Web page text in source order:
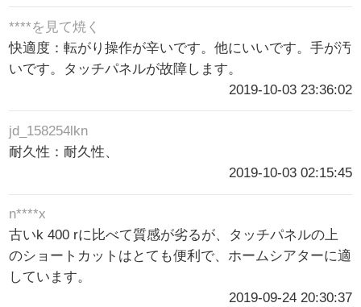
****を見て焼く
快適度：転がり操作が辛いです。他にいいです。手が汚
いです。タッチパネルが故障します。
2019-10-03 23:36:02
jd_158254lkn
耐久性：耐久性、
2019-10-03 02:15:45
n****x
古いk 400 rに比べて質感が劣るが、タッチパネルの上
のショートカットはとても便利で、ホームシアターに適
しています。
2019-09-24 20:30:37